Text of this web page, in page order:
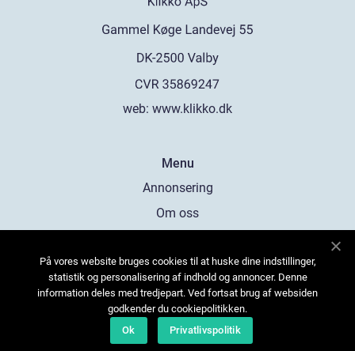
web: www.klikko.dk
Menu
Annonsering
Om oss
Kontakta oss
Sitemap
På vores website bruges cookies til at huske dine indstillinger,
statistik og personalisering af indhold og annoncer. Denne
information deles med tredjepart. Ved fortsat brug af websiden
godkender du cookiepolitikken.
Ok
Privatlivspolitik